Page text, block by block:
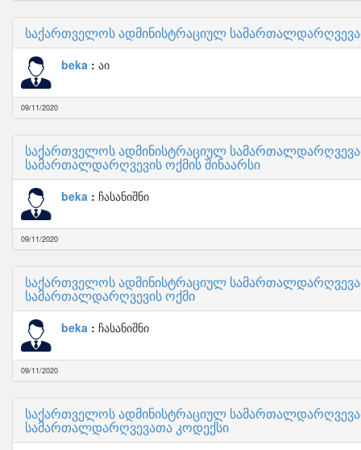
საქართველოს ადმინისტრაციულ
beka აი
09/11/2020
საქართველოს ადმინისტრაციულ
სამართალდარღვევის ოქმის შინაარსი
beka ჩასანიშნი
09/11/2020
საქართველოს ადმინისტრაციულ
სამართალდარღვევის ოქმი
beka ჩასანიშნი
09/11/2020
საქართველოს ადმინისტრაციულ
სამართალდარღვევათა კოდექსი